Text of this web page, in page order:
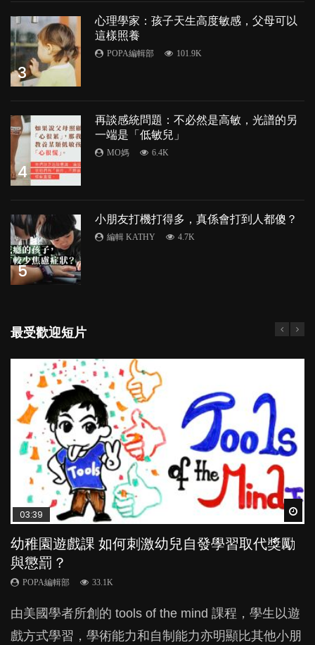
3
心理學家：孩子天生高度敏感，父母可以
這樣照養
POPA編輯部 101.9K
4
再談感統問題：不必然是高敏，光譜的另
一端是「低敏兒」
MO媽 6.4K
5
小朋友打機打得多，真係會打到人都傻？
編輯 KATHY 4.7K
最受歡迎短片
03:39
幼稚園遊戲課 如何刺激幼兒自發學習取代獎勵
與懲罰？
POPA編輯部 33.1K
由美國學者所創的 tools of the mind 課程，學生以遊
戲方式學習，學術能力和自制能力亦明顯比其他小朋
04:59
幼兒playgroup真係玩耍中學習？研究指BB 15個
月大前上堂不見效果
POPA編輯部 47.1K
現今小朋友的起跑線，愈推愈前。雖然政府並無官方
的統計數字，但粗略估算，香港至少有六、七百家早
03:02
老公患產後憂鬱症對BB的影響
POPA編輯部
鬱，影響日常生活，嚴重的甚至會有自殺，或傷害小
朋友的念頭。但為何爸爸患上產後抑鬱往往難以察
04:06
全職好？在職好？｜全職媽媽與在職媽媽的壓
力與價值
POPA編輯部 25.8K
許多媽媽心底可能都有一刻掙扎過：究竟全職好，還
是在職好。雖說每個家庭都有自己的獨特狀況和考慮
03:48
玩具分男女？小心性別定型窒礙子女潛能
POPA編輯部
很擔心囝囝是否有易服癖？或是有性別認同障礙？其
實原來可能係父母先入為主的性別定型觀影響？...